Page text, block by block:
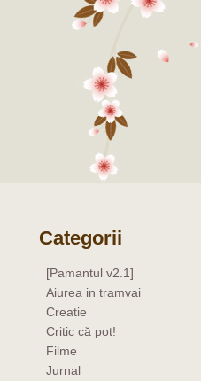
Categorii
[Pamantul v2.1]
Aiurea in tramvai
Creatie
Critic că pot!
Filme
Jurnal